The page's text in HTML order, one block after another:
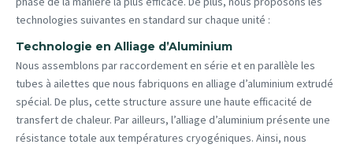
technologies suivantes en standard sur chaque unité :
Technologie en Alliage d’Aluminium
Nous assemblons par raccordement en série et en parallèle les
tubes à ailettes que nous fabriquons en alliage d’aluminium extrudé
spécial. De plus, cette structure assure une haute efficacité de
transfert de chaleur. Par ailleurs, l’alliage d’aluminium présente une
résistance totale aux températures cryogéniques. Ainsi, nous